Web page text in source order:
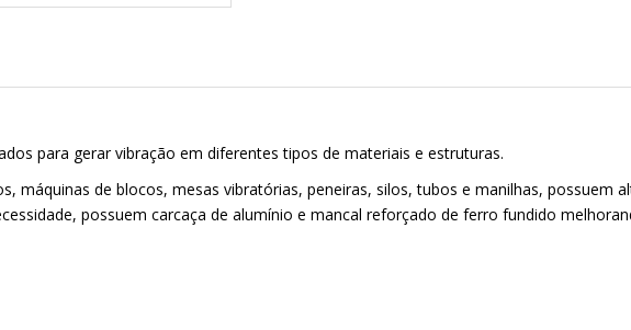
para gerar vibração em diferentes tipos de materiais e estruturas.
máquinas de blocos, mesas vibratórias, peneiras, silos, tubos e manilhas, possuem
possuem carcaça de alumínio e mancal reforçado de ferro fundido